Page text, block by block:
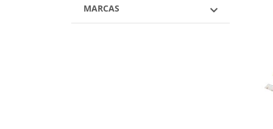
MARCAS